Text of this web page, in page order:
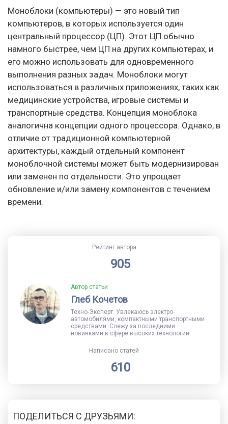
Моноблоки (компьютеры) — это новый тип
компьютеров, в которых используется один
центральный процессор (ЦП). Этот ЦП обычно
намного быстрее, чем ЦП на других компьютерах, и
его можно использовать для одновременного
выполнения разных задач. Моноблоки могут
использоваться в различных приложениях, таких как
медицинские устройства, игровые системы и
транспортные средства. Концепция моноблока
аналогична концепции одного процессора. Однако, в
отличие от традиционной компьютерной
архитектуры, каждый отдельный компонент
моноблочной системы может быть модернизирован
или заменен по отдельности. Это упрощает
обновление и/или замену компонентов с течением
времени.
Рейтинг автора
905
Автор статьи
Глеб Кочетов
Техно-Эксперт. Увлекаюсь электро-
автомобилями, компактными транспортными
средствами. Слежу за последними
новинками в сфере высоких технологий.
Написано статей
610
ПОДЕЛИТЬСЯ С ДРУЗЬЯМИ: